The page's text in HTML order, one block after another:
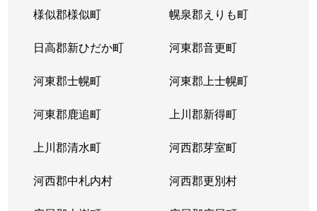
様似郡様似町 幌泉郡えりも町
日高郡新ひだか町 河東郡音更町
河東郡士幌町 河東郡上士幌町
河東郡鹿追町 上川郡新得町
上川郡清水町 河西郡芽室町
河西郡中札内村 河西郡更別村